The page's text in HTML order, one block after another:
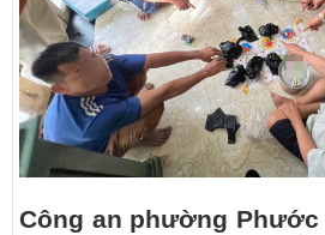
Công an phường Phước